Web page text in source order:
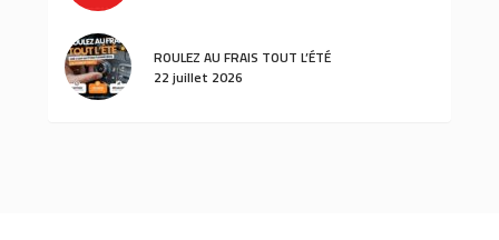
ROULEZ AU FRAIS TOUT L’ÉTÉ
22 juillet 2026